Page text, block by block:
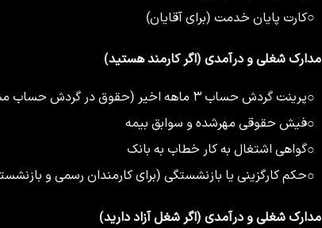
○کارت پایان خدمت (برای آقایان)
مدارک شغلی و درآمدی (اگر کارمند هستید)
○پرینت گردش حساب ۳ ماهه اخیر (حقوق در گردش حساب مشخص باشد)
○فیش حقوقی مهرشده و سوابق بیمه
○گواهی اشتغال به کار خطاب به بانک
○حکم کارگزینی یا بازنشستگی (برای کارمندان رسمی و
مدارک شغلی و درآمدی (اگر شغل آزاد دارید)